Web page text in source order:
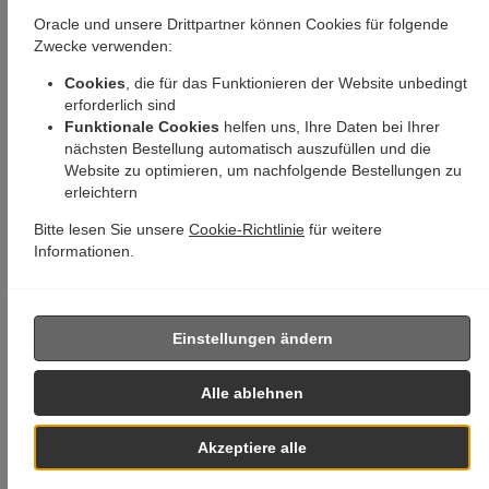
Oracle und unsere Drittpartner können Cookies für folgende
Zwecke verwenden:
Cookies , die für das Funktionieren der Website unbedingt
erforderlich sind
Funktionale Cookies helfen uns, Ihre Daten bei Ihrer
nächsten Bestellung automatisch auszufüllen und die
Website zu optimieren, um nachfolgende Bestellungen zu
erleichtern
Bitte lesen Sie unsere Cookie-Richtlinie für weitere
Informationen.
Akzeptiere alle
Alle ablehnen
Einstellungen ändern